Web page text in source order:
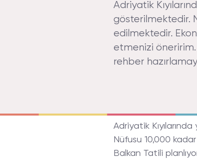
Adriyatik
gösterilmektedir.
edilmektedir.
etmenizi öneririm.
rehber
Adriyatik
Nüfusu 10,000
Balkan Tatili